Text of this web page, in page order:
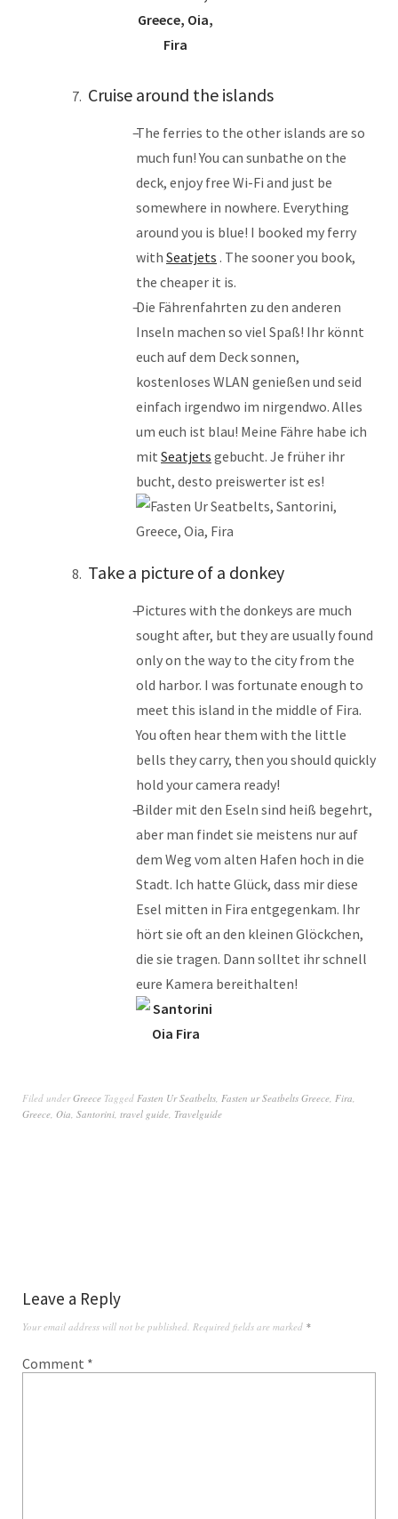
Cruise around the islands
The ferries to the other islands are so
much fun! You can sunbathe on the
deck, enjoy free Wi-Fi and just be
somewhere in nowhere. Everything
around you is blue! I booked my ferry
with Seatjets . The sooner you book,
the cheaper it is.
Die Fährenfahrten zu den anderen
Inseln machen so viel Spaß! Ihr könnt
euch auf dem Deck sonnen,
kostenloses WLAN genießen und seid
einfach irgendwo im nirgendwo. Alles
um euch ist blau! Meine Fähre habe ich
mit Seatjets gebucht. Je früher ihr
bucht, desto preiswerter ist es!
Take a picture of a donkey
Pictures with the donkeys are much
sought after, but they are usually found
only on the way to the city from the
old harbor. I was fortunate enough to
meet this island in the middle of Fira.
You often hear them with the little
bells they carry, then you should quickly
hold your camera ready!
Bilder mit den Eseln sind heiß begehrt,
aber man findet sie meistens nur auf
dem Weg vom alten Hafen hoch in die
Stadt. Ich hatte Glück, dass mir diese
Esel mitten in Fira entgegenkam. Ihr
hört sie oft an den kleinen Glöckchen,
die sie tragen. Dann solltet ihr schnell
eure Kamera bereithalten!
Filed underGreece Tagged Fasten Ur Seatbelts, Fasten ur Seatbelts Greece, Fira,
Greece, Oia, Santorini, travel guide, Travelguide
Leave a Reply
Your email address will not be published. Required fields are marked *
Comment *